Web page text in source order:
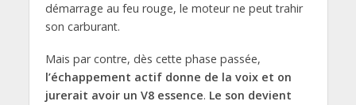
démarrage au feu rouge, le moteur ne peut trahir
son carburant.
Mais par contre, dès cette phase passée,
l’échappement actif donne de la voix et on
jurerait avoir un V8 essence. Le son devient